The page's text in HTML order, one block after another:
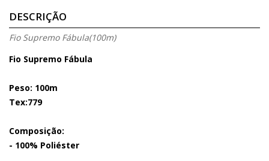
DESCRIÇÃO
Fio Supremo Fábula(100m)
Fio Supremo Fábula
Peso: 100m
Tex:779
Composição:
- 100% Poliéster